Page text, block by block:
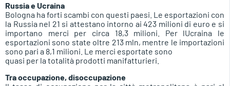
Russia e Ucraina
Bologna ha forti scambi con questi paesi. Le esportazioni con
la Russia nel 21 si attestano intorno ai 423 milioni di euro e si
importano merci per circa 18,3 milioni. Per lUcraina le
esportazioni sono state oltre 213 mln, mentre le importazioni
sono pari a 8,1 milioni. Le merci esportate sono
quasi per la totalità prodotti manifatturieri.
Tra occupazione, disoccupazione